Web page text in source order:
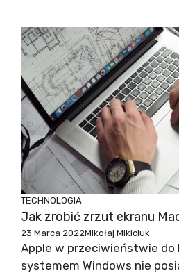
TECHNOLOGIA
Jak zrobić zrzut ekranu
23 Marca 2022Mikołaj Mikiciuk
Apple w przeciwieństwie do
systemem Windows nie